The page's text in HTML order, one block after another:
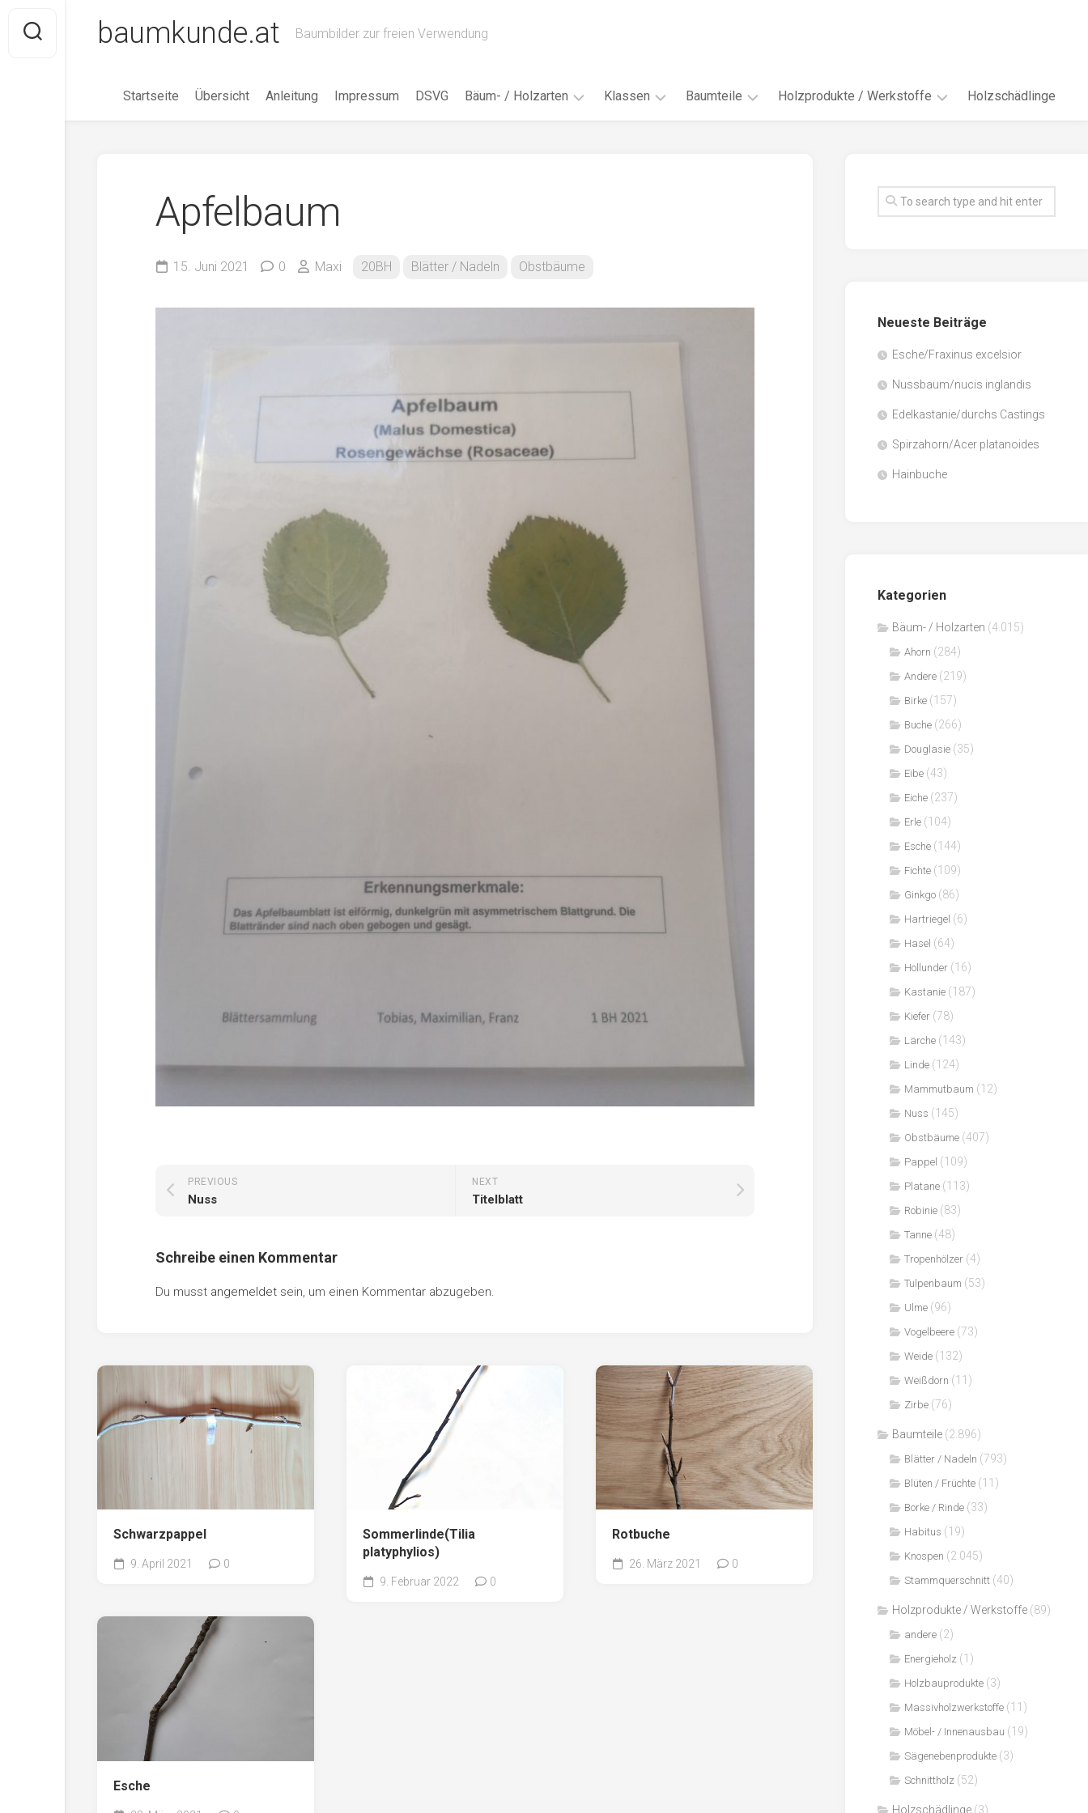
content
baumkunde.at Baumbilder zur freien Verwendung
Startseite Übersicht Anleitung Impressum DSVG Bäum- / Holzarten
Eibe
Fichte
Ginkgo
Hollunder
Kastanie
Kiefer
Lärche
Vogelbeere
Weide
Klassen
18AH
19AH
Baumteile Holzprodukte / Werkstoffe
Faserwerkstoffe
Sägenebenprodukte
Holzschädlinge
Apfelbaum
15. Juni 2021 0 Maxi 20BH Blätter / Nadeln Obstbäume
NEXT
Titelblatt
PREVIOUS
Nuss
Schreibe einen Kommentar
Du musst angemeldet sein, um einen Kommentar abzugeben.
Schwarzpappel
9. April 2021 0
Sommerlinde(Tilia
platyphylios)
9. Februar 2022 0
Rotbuche
26. März 2021 0
Esche
Neueste Beiträge
Esche/Fraxinus excelsior
Nussbaum/nucis inglandis
Edelkastanie/durchs Castings
Spirzahorn/Acer platanoides
Hainbuche
Kategorien
Bäum- / Holzarten (4.015)
Ahorn (284)
Andere (219)
Birke (157)
Buche (266)
Douglasie (35)
Eibe (43)
Eiche (237)
Erle (104)
Esche (144)
Fichte (109)
Ginkgo (86)
Hartriegel (6)
Hasel (64)
Hollunder (16)
Kastanie (187)
Kiefer (78)
Lärche (143)
Linde (124)
Mammutbaum (12)
Nuss (145)
Obstbäume (407)
Pappel (109)
Platane (113)
Robinie (83)
Tanne (48)
Tropenhölzer (4)
Tulpenbaum (53)
Ulme (96)
Vogelbeere (73)
Weide (132)
Weißdorn (11)
Zirbe (76)
Baumteile (2.896)
Blätter / Nadeln (793)
Blüten / Früchte (11)
Borke / Rinde (33)
Habitus (19)
Knospen (2.045)
Stammquerschnitt (40)
Holzprodukte / Werkstoffe (89)
andere (2)
Energieholz (1)
Holzbauprodukte (3)
Massivholzwerkstoffe (11)
Möbel- / Innenausbau (19)
Sägenebenprodukte (3)
Schnittholz (52)
Holzschädlinge (3)